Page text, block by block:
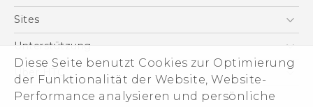
Diese Seite benutzt Cookies zur Optimierung
der Funktionalität der Website, Website-
Performance analysieren und persönliche
Smartphones
VIVE
Zubehör
Sites
HTC Dev
HTC Vive
Unterstützung
Unterstützung
eCommerce Support
Über HTC
ESG